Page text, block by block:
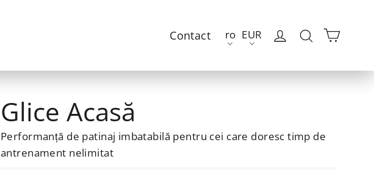
Contact EUR
ro Autentificare
Căutare
Glice Acasă
Performanță de patinaj imbatabilă pentru cei care doresc timp de
antrenament nelimitat